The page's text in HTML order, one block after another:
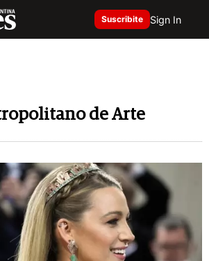
Suscribite Sign In
de Arte